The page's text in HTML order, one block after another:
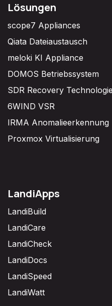
Lösungen
scope7 Appliances
Qiata Dateiaustausch
meloki KI Appliance
DOMOS Betriebssystem
SDR Recovery Technologie
6WIND VSR
IRMA Anomalieerkennung
Proxmox Virtualisierung
LandiApps
LandiBuild
LandiCare
LandiCheck
LandiDocs
LandiSpeed
LandiWatt